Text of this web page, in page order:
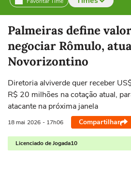
Selecione o time para ver as notícias
Palmeiras define
negociar Rômulo,
Novorizontino
Diretoria alviverde quer receber
R$ 20 milhões na cotação atual,
atacante na próxima janela
18 mai 2026 - 17h06 Compartilhar
Licenciado de Jogada10